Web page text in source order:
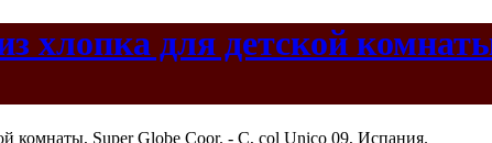
хлопка для детской